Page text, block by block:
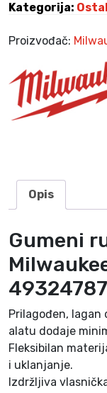
i
c
i
w
1
2
F
I
F
4
9
3
2
Kategorija:
Proizvođač:
Opis
Gumeni
Prilagođen,
alatu dodaje
Fleksibilan
i uklanjanje.
Izdržljiva